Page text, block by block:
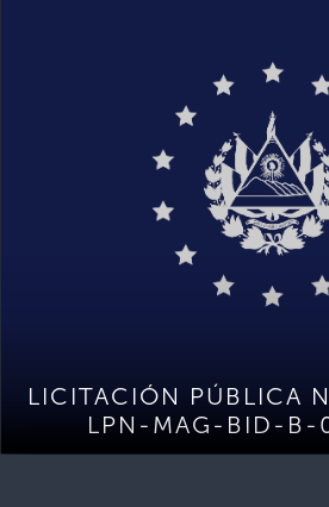
LICITACIÓN PÚBLICA
LPN-MAG-BID-B-